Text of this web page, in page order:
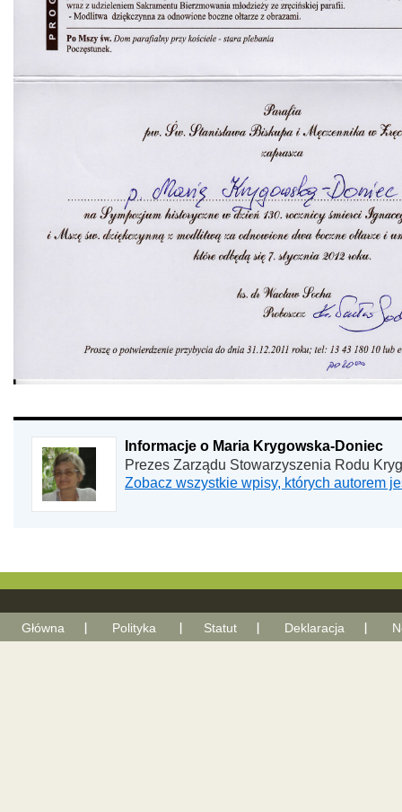
Informacje o Maria Krygowska-Doniec
Prezes Zarządu Stowarzyszenia Rodu
Zobacz wszystkie wpisy, których autorem
Główna Polityka Statut Deklaracja With